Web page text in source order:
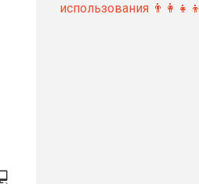
использования 👨‍👩‍👧‍👦